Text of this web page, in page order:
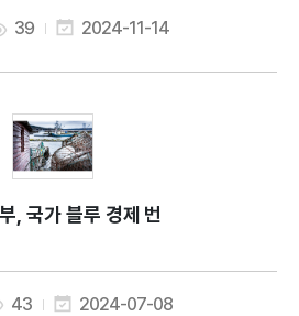
39 2024-11-14
43 2024-07-08